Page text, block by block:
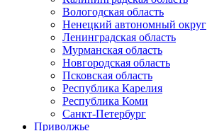
Вологодская область
Ненецкий автономный округ
Ленинградская область
Мурманская область
Новгородская область
Псковская область
Республика Карелия
Республика Коми
Санкт-Петербург
Приволжье